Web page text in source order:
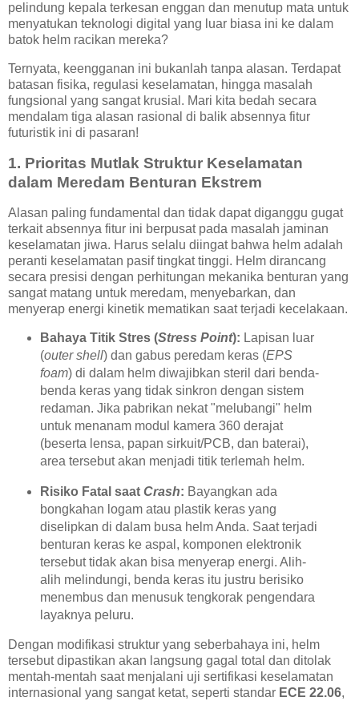
pelindung kepala terkesan enggan dan menutup mata untuk
menyatukan teknologi digital yang luar biasa ini ke dalam
batok helm racikan mereka?
Ternyata, keengganan ini bukanlah tanpa alasan. Terdapat
batasan fisika, regulasi keselamatan, hingga masalah
fungsional yang sangat krusial. Mari kita bedah secara
mendalam tiga alasan rasional di balik absennya fitur
futuristik ini di pasaran!
1. Prioritas Mutlak Struktur Keselamatan
dalam Meredam Benturan Ekstrem
Alasan paling fundamental dan tidak dapat diganggu gugat
terkait absennya fitur ini berpusat pada masalah jaminan
keselamatan jiwa. Harus selalu diingat bahwa helm adalah
peranti keselamatan pasif tingkat tinggi. Helm dirancang
secara presisi dengan perhitungan mekanika benturan yang
sangat matang untuk meredam, menyebarkan, dan
menyerap energi kinetik mematikan saat terjadi kecelakaan.
Bahaya Titik Stres (Stress Point): Lapisan luar
(outer shell) dan gabus peredam keras (EPS
foam) di dalam helm diwajibkan steril dari benda-
benda keras yang tidak sinkron dengan sistem
redaman. Jika pabrikan nekat "melubangi" helm
untuk menanam modul kamera 360 derajat
(beserta lensa, papan sirkuit/PCB, dan baterai),
area tersebut akan menjadi titik terlemah helm.
Risiko Fatal saat Crash: Bayangkan ada
bongkahan logam atau plastik keras yang
diselipkan di dalam busa helm Anda. Saat terjadi
benturan keras ke aspal, komponen elektronik
tersebut tidak akan bisa menyerap energi. Alih-
alih melindungi, benda keras itu justru berisiko
menembus dan menusuk tengkorak pengendara
layaknya peluru.
Dengan modifikasi struktur yang seberbahaya ini, helm
tersebut dipastikan akan langsung gagal total dan ditolak
mentah-mentah saat menjalani uji sertifikasi keselamatan
internasional yang sangat ketat, seperti standar ECE 22.06,